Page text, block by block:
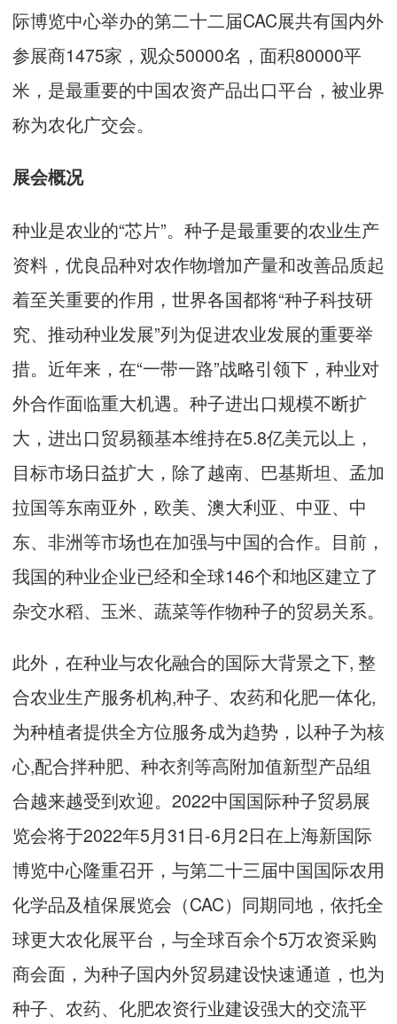
际博览中心举办的第二十二届CAC展共有国内外
参展商1475家，观众50000名，面积80000平
米，是最重要的中国农资产品出口平台，被业界
称为农化广交会。
展会概况
种业是农业的“芯片”。种子是最重要的农业生产
资料，优良品种对农作物增加产量和改善品质起
着至关重要的作用，世界各国都将“种子科技研
究、推动种业发展”列为促进农业发展的重要举
措。近年来，在“一带一路”战略引领下，种业对
外合作面临重大机遇。种子进出口规模不断扩
大，进出口贸易额基本维持在5.8亿美元以上，
目标市场日益扩大，除了越南、巴基斯坦、孟加
拉国等东南亚外，欧美、澳大利亚、中亚、中
东、非洲等市场也在加强与中国的合作。目前，
我国的种业企业已经和全球146个和地区建立了
杂交水稻、玉米、蔬菜等作物种子的贸易关系。
此外，在种业与农化融合的国际大背景之下, 整
合农业生产服务机构,种子、农药和化肥一体化,
为种植者提供全方位服务成为趋势，以种子为核
心,配合拌种肥、种衣剂等高附加值新型产品组
合越来越受到欢迎。2022中国国际种子贸易展
览会将于2022年5月31日-6月2日在上海新国际
博览中心隆重召开，与第二十三届中国国际农用
化学品及植保展览会（CAC）同期同地，依托全
球更大农化展平台，与全球百余个5万农资采购
商会面，为种子国内外贸易建设快速通道，也为
种子、农药、化肥农资行业建设强大的交流平